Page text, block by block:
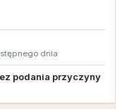
dnia
podania przyczyny